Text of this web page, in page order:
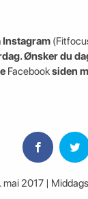
Instagram
Ønsker du
Facebooksiden
mai 2017 |